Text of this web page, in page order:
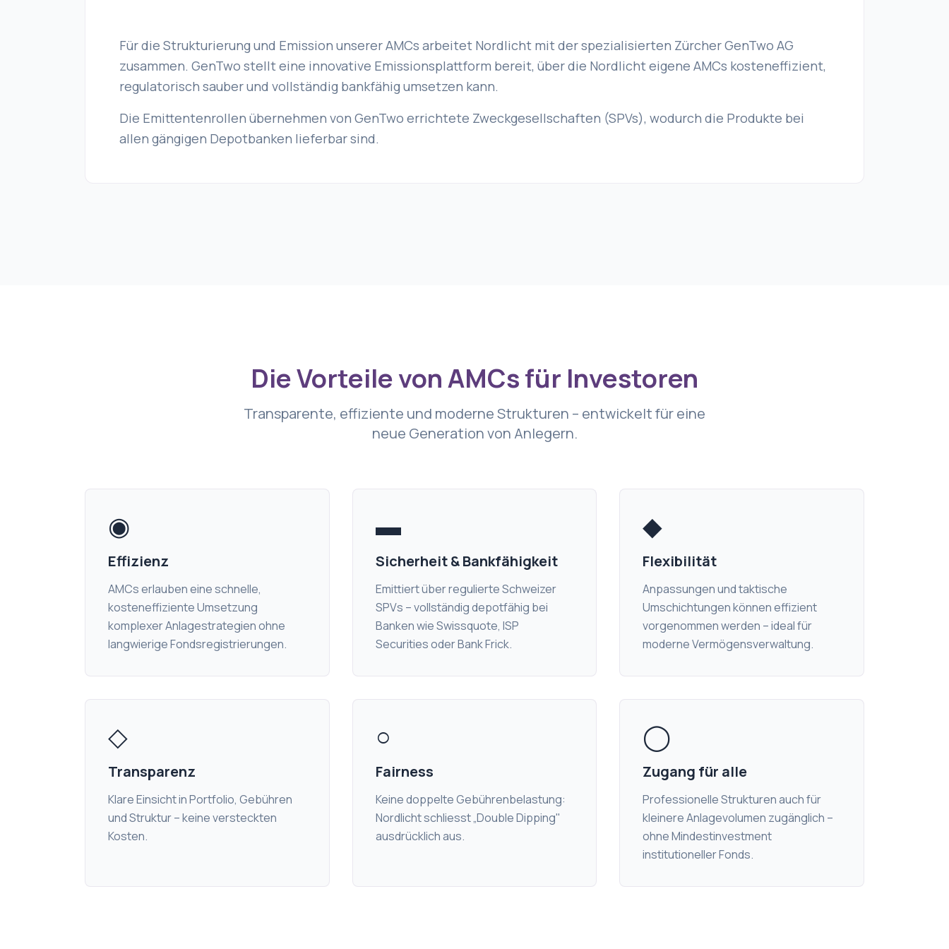
Für die Strukturierung und Emission unserer AMCs arbeitet Nordlicht mit der spezialisierten Zürcher GenTwo AG
zusammen. GenTwo stellt eine innovative Emissionsplattform bereit, über die Nordlicht eigene AMCs kosteneffizient,
regulatorisch sauber und vollständig bankfähig umsetzen kann.
Die Emittentenrollen übernehmen von GenTwo errichtete Zweckgesellschaften (SPVs), wodurch die Produkte bei
allen gängigen Depotbanken lieferbar sind.
Die Vorteile von AMCs für Investoren
Transparente, effiziente und moderne Strukturen – entwickelt für eine
neue Generation von Anlegern.
◉
Effizienz
AMCs erlauben eine schnelle,
kosteneffiziente Umsetzung
komplexer Anlagestrategien ohne
langwierige Fondsregistrierungen.
▬
Sicherheit & Bankfähigkeit
Emittiert über regulierte Schweizer
SPVs – vollständig depotfähig bei
Banken wie Swissquote, ISP
Securities oder Bank Frick.
◆
Flexibilität
Anpassungen und taktische
Umschichtungen können effizient
vorgenommen werden – ideal für
moderne Vermögensverwaltung.
◇
Transparenz
Klare Einsicht in Portfolio, Gebühren
und Struktur – keine versteckten
Kosten.
○
Fairness
Keine doppelte Gebührenbelastung:
Nordlicht schliesst „Double Dipping"
ausdrücklich aus.
◯
Zugang für alle
Professionelle Strukturen auch für
kleinere Anlagevolumen zugänglich –
ohne Mindestinvestment
institutioneller Fonds.